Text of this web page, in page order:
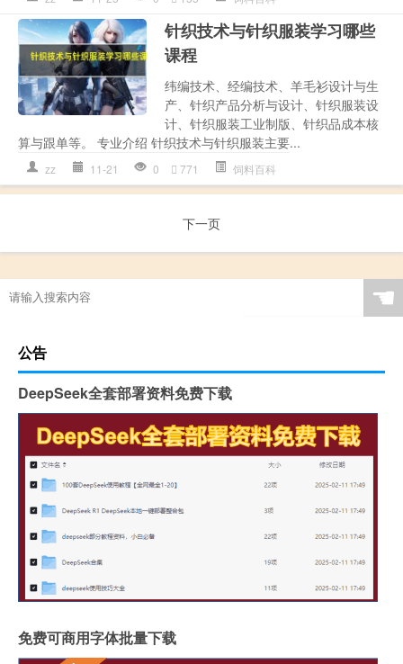
针织技术与针织服装学习哪些
课程
纬编技术、经编技术、羊毛衫设计与生
产、针织产品分析与设计、针织服装设
计、针织服装工业制版、针织品成本核
算与跟单等。 专业介绍 针织技术与针织服装主要...
zz 11-21 0 771 饲料百科
下一页
☚
公告
DeepSeek全套部署资料免费下载
免费可商用字体批量下载